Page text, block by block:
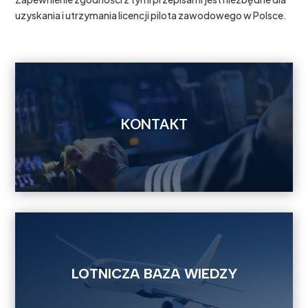
uzyskania i utrzymania licencji pilota zawodowego w Polsce.
KONTAKT
LOTNICZA BAZA WIEDZY